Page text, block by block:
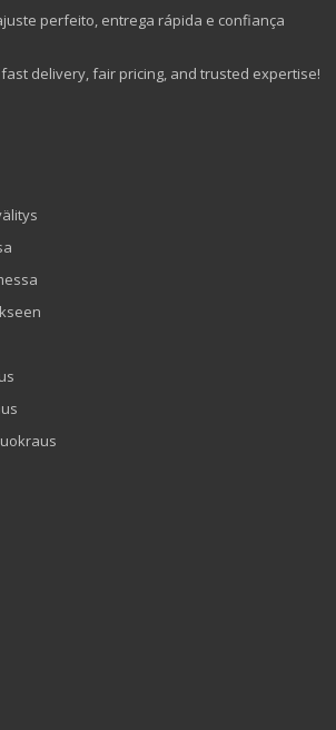
perfeito, entrega rápida e confiança
delivery, fair pricing, and trusted expertise!